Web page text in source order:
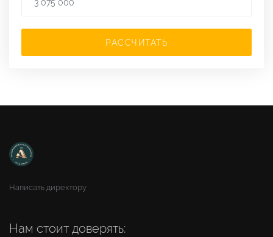
РАССЧИТАТЬ
Написать директору
Нам стоит доверять: